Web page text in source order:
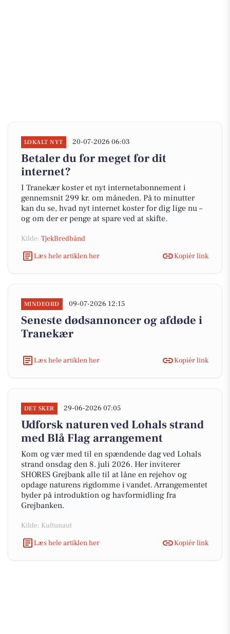
LOKALT NYT 20-07-2026 06:03
Betaler du for meget for dit
internet?
I Tranekær koster et nyt internetabonnement i
gennemsnit 299 kr. om måneden. På to minutter
kan du se, hvad nyt internet koster for dig lige nu –
og om der er penge at spare ved at skifte.
Kilde: TjekBredbånd
Læs hele artiklen her
Kopiér link
MINDEORD 09-07-2026 12:15
Seneste dødsannoncer og afdøde i
Tranekær
Læs hele artiklen her Kopiér link
DET SKER 29-06-2026 07:05
Udforsk naturen ved Lohals strand
med Blå Flag arrangement
Kom og vær med til en spændende dag ved Lohals
strand onsdag den 8. juli 2026. Her inviterer
SHORES Grejbank alle til at låne en rejehov og
opdage naturens rigdomme i vandet. Arrangementet
byder på introduktion og havformidling fra
Grejbanken.
Kilde: Kultunaut
Læs hele artiklen her
Kopiér link